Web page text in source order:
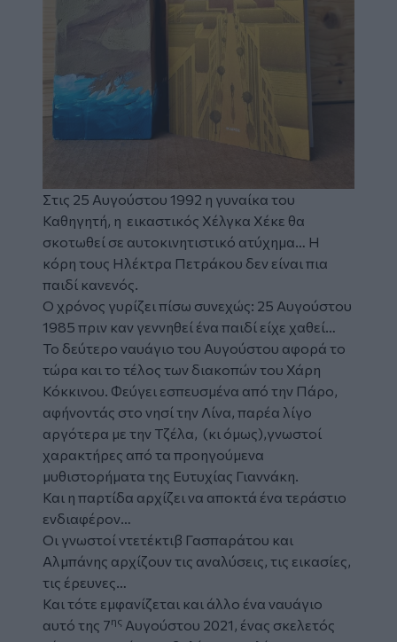
Στις 25 Αυγούστου 1992 η γυναίκα του
Καθηγητή, η εικαστικός Χέλγκα Χέκε θα
σκοτωθεί σε αυτοκινητιστικό ατύχημα… Η
κόρη τους Ηλέκτρα Πετράκου δεν είναι πια
παιδί κανενός.
Ο χρόνος γυρίζει πίσω συνεχώς: 25 Αυγούστου
1985 πριν καν γεννηθεί ένα παιδί είχε χαθεί…
Το δεύτερο ναυάγιο του Αυγούστου αφορά το
τώρα και το τέλος των διακοπών του Χάρη
Κόκκινου. Φεύγει εσπευσμένα από την Πάρο,
αφήνοντάς στο νησί την Λίνα, παρέα λίγο
αργότερα με την Τζέλα, (κι όμως),γνωστοί
χαρακτήρες από τα προηγούμενα
μυθιστορήματα της Ευτυχίας Γιαννάκη.
Και η παρτίδα αρχίζει να αποκτά ένα τεράστιο
ενδιαφέρον…
Οι γνωστοί ντετέκτιβ Γασπαράτου και
Αλμπάνης αρχίζουν τις αναλύσεις, τις εικασίες,
τις έρευνες…
Και τότε εμφανίζεται και άλλο ένα ναυάγιο
αυτό της 7ης Αυγούστου 2021, ένας σκελετός